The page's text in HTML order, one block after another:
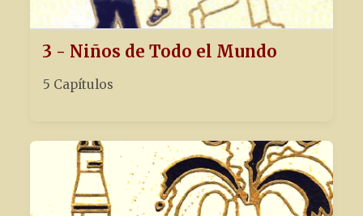
3 - Niños de Todo el Mundo
5 Capítulos